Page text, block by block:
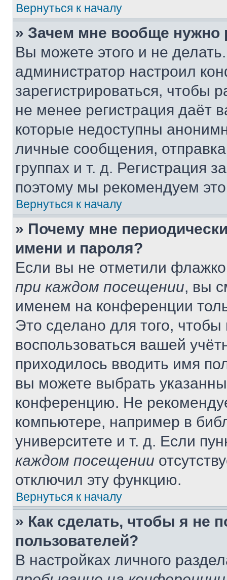
Вернуться к началу
» Зачем мне вообще нужно
Вы можете этого и не
администратор настроил
зарегистрироваться, чтобы
не менее регистрация даёт
которые недоступны
личные сообщения,
группах и т. д. Регистрация
поэтому мы рекомендуем
Вернуться к началу
» Почему мне
имени и пароля?
Если вы не отметили
при каждом посещении, вы
именем на конференции
Это сделано для того, чтобы
воспользоваться вашей
приходилось вводить имя
вы можете выбрать
конференцию. Не
компьютере, например в
университете и т. д. Если
каждом посещении
отключил эту функцию.
Вернуться к началу
» Как сделать, чтобы я не
пользователей?
В настройках личного